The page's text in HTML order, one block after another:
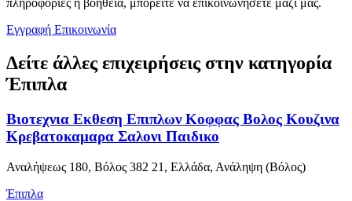
πληροφορίες ή βοήθεια, μπορείτε να επικοινωνήσετε μαζί μας.
Εγγραφή Επικοινωνία
Δείτε άλλες επιχειρήσεις στην κατηγορία
Έπιπλα
Βιοτεχνια Εκθεση Eπιπλων Κοφφας Bολος Kουζινα
Kρεβατοκαμαρα Σαλονι Παιδικο
Αναλήψεως 180, Βόλος 382 21, Ελλάδα, Ανάληψη (Βόλος)
Έπιπλα